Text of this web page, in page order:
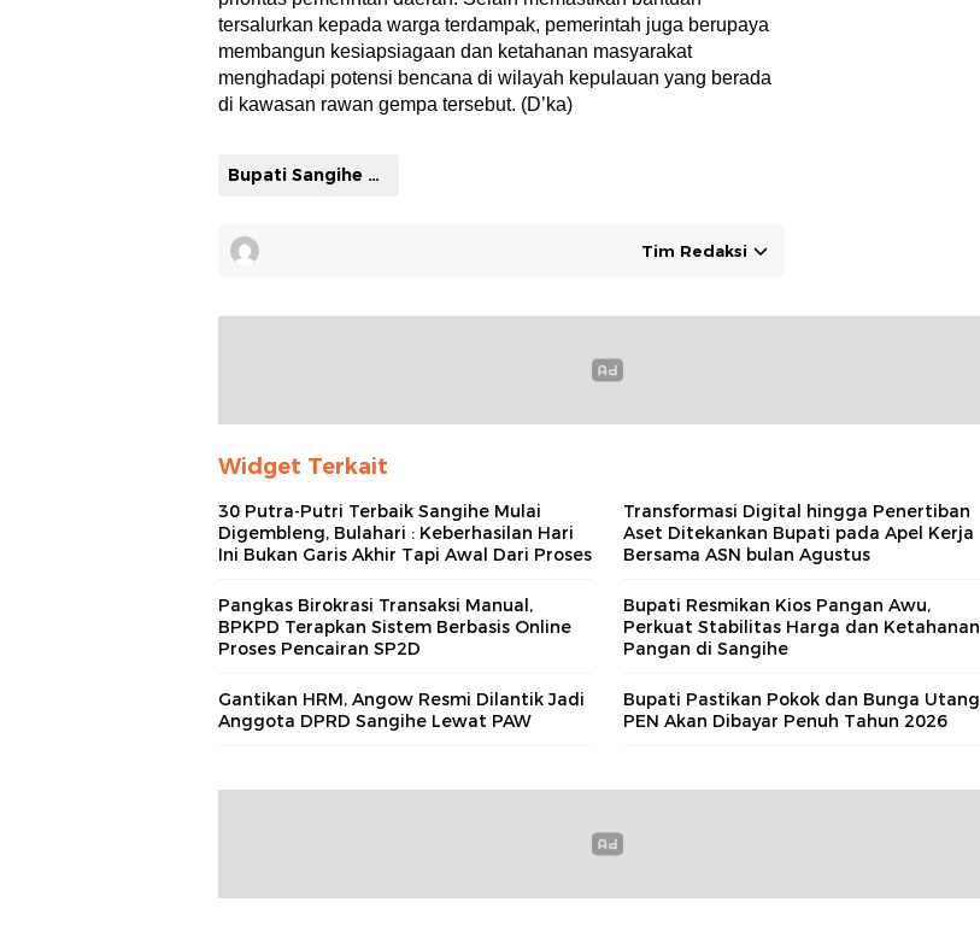
tersalurkan kepada warga terdampak, pemerintah juga berupaya
membangun kesiapsiagaan dan ketahanan masyarakat
menghadapi potensi bencana di wilayah kepulauan yang berada
di kawasan rawan gempa tersebut. (D’ka)
Bupati Sangihe Michael Thungari
Tim Redaksi
Widget Terkait
30 Putra-Putri Terbaik Sangihe Mulai
Digembleng, Bulahari : Keberhasilan Hari
Ini Bukan Garis Akhir Tapi Awal Dari Proses
Transformasi Digital hingga Penertiban
Aset Ditekankan Bupati pada Apel Kerja
Bersama ASN bulan Agustus
Pangkas Birokrasi Transaksi Manual,
BPKPD Terapkan Sistem Berbasis Online
Proses Pencairan SP2D
Bupati Resmikan Kios Pangan Awu,
Perkuat Stabilitas Harga dan Ketahanan
Pangan di Sangihe
Gantikan HRM, Angow Resmi Dilantik Jadi
Anggota DPRD Sangihe Lewat PAW
Bupati Pastikan Pokok dan Bunga Utang
PEN Akan Dibayar Penuh Tahun 2026